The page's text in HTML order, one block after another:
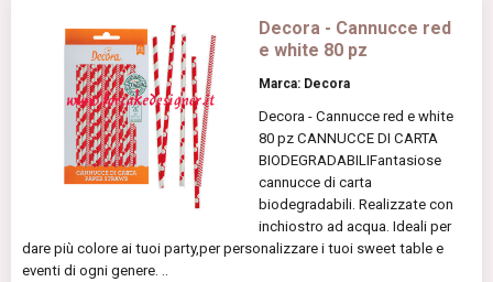
Decora - Cannucce red
e white 80 pz
Marca: Decora
Decora - Cannucce red e white
80 pz CANNUCCE DI CARTA
BIODEGRADABILIFantasiose
cannucce di carta
biodegradabili. Realizzate con
inchiostro ad acqua. Ideali per
dare più colore ai tuoi party,per personalizzare i tuoi sweet table e
eventi di ogni genere. ..